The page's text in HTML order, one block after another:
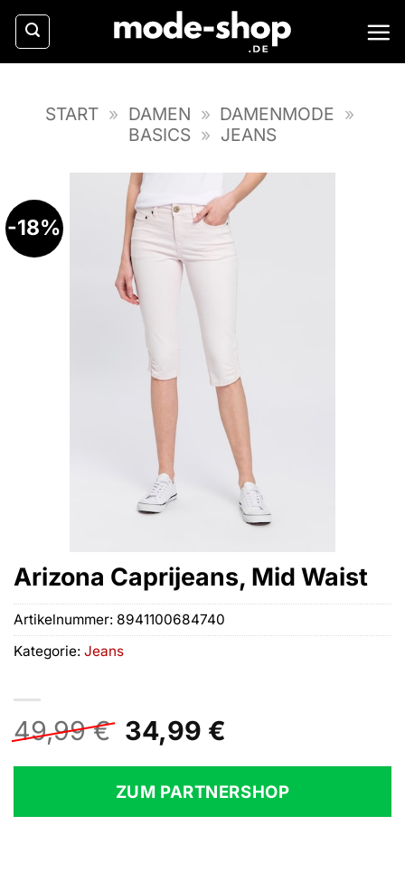
Zum
Inhalt
springen
START » DAMEN » DAMENMODE »
BASICS » JEANS
-18%
Arizona Caprijeans, Mid Waist
49,99€ Ursprünglicher
Preis
war:
49,99 €
34,99 €
ist:
34,99 €.
ZUM PARTNERSHOP
Artikelnummer: 8941100684740
Kategorie: Jeans